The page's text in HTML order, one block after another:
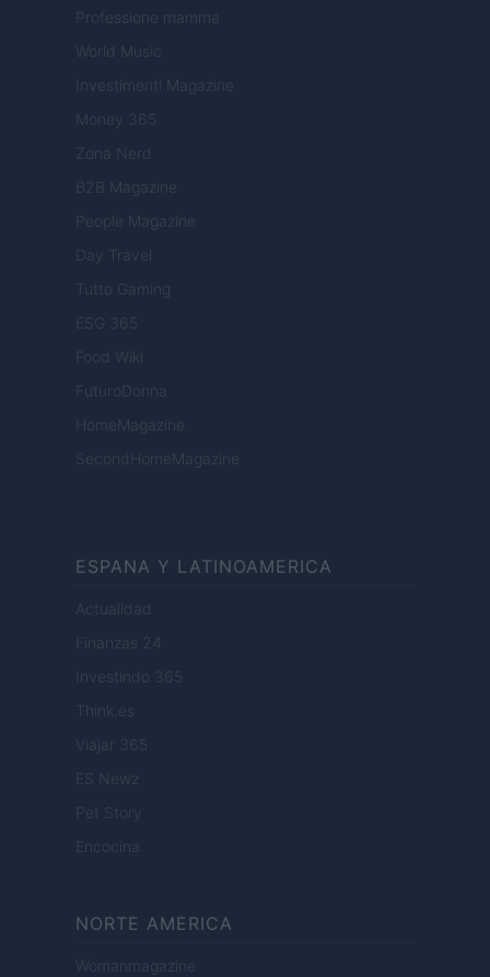
Professione mamma
World Music
Investimenti Magazine
Money 365
Zona Nerd
B2B Magazine
People Magazine
Day Travel
Tutto Gaming
ESG 365
Food Wiki
FuturoDonna
HomeMagazine
SecondHomeMagazine
ESPANA Y LATINOAMERICA
Actualidad
Finanzas 24
Investindo 365
Think.es
Viajar 365
ES Newz
Pet Story
Encocina
NORTE AMERICA
Womanmagazine